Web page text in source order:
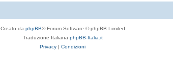
Creato da phpBB® Forum Software © phpBB Limited
Traduzione Italiana phpBB-Italia.it
Privacy | Condizioni